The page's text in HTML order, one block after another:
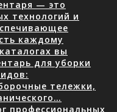
— это
технологий и
каждому
вы
для уборки
тележки,
профессиональных